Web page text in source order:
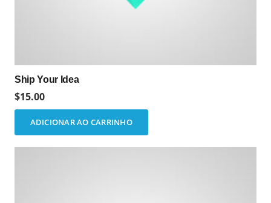
Ship Your Idea
$15.00
ADICIONAR AO CARRINHO